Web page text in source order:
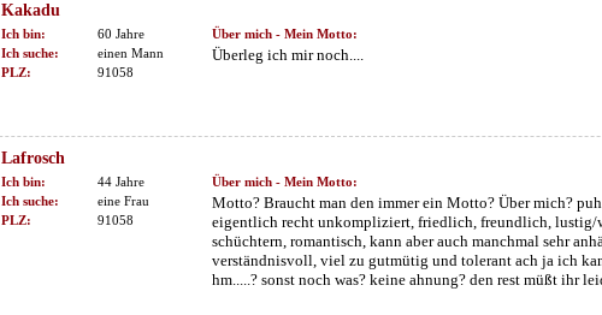
Kakadu
Ich bin:
60 Jahre
Ich suche:
einen Mann
PLZ:
91058
Über mich - Mein Motto:
Überleg ich mir noch....
Lafrosch
Ich bin:
44 Jahre
Ich suche:
eine Frau
PLZ:
91058
Über mich - Mein Motto:
Motto? Braucht man den immer ein Motto? Über mich?
eigentlich recht unkompliziert, friedlich, freundlich, lustig/
schüchtern, romantisch, kann aber auch manchmal sehr
verständnisvoll, viel zu gutmütig und tolerant ach ja ich
hm.....? sonst noch was? keine ahnung? den rest müßt ihr